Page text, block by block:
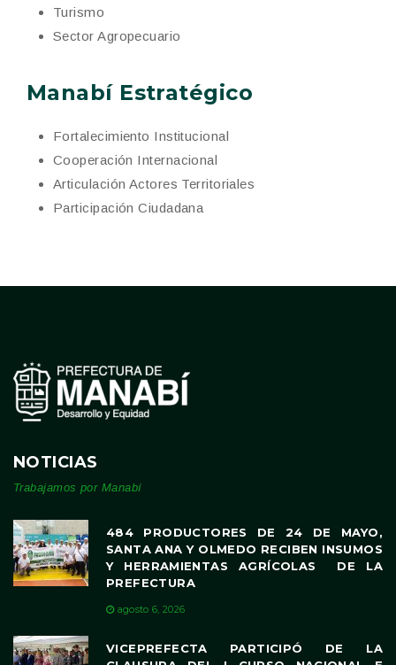
Turismo
Sector Agropecuario
Manabí Estratégico
Fortalecimiento Institucional
Cooperación Internacional
Articulación Actores Territoriales
Participación Ciudadana
NOTICIAS
Trabajamos por Manabí
484 PRODUCTORES DE 24 DE MAYO,
SANTA ANA Y OLMEDO RECIBEN INSUMOS
Y HERRAMIENTAS AGRÍCOLAS DE LA
PREFECTURA
agosto 6, 2026
VICEPREFECTA PARTICIPÓ DE LA